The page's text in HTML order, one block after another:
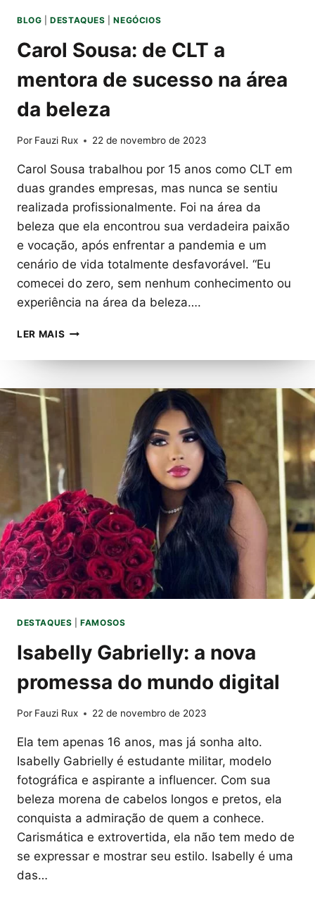
BLOG |DESTAQUES |NEGÓCIOS
Carol Sousa: de CLT a
mentora de sucesso na área
da beleza
Por Fauzi Rux 22 de novembro de 2023
Carol Sousa trabalhou por 15 anos como CLT em
duas grandes empresas, mas nunca se sentiu
realizada profissionalmente. Foi na área da
beleza que ela encontrou sua verdadeira paixão
e vocação, após enfrentar a pandemia e um
cenário de vida totalmente desfavorável. “Eu
comecei do zero, sem nenhum conhecimento ou
experiência na área da beleza….
LER MAIS CAROL
DE
A
BELEZA
DESTAQUES |FAMOSOS
Isabelly Gabrielly: a nova
promessa do mundo digital
Por Fauzi Rux 22 de novembro de 2023
Ela tem apenas 16 anos, mas já sonha alto.
Isabelly Gabrielly é estudante militar, modelo
fotográfica e aspirante a influencer. Com sua
beleza morena de cabelos longos e pretos, ela
conquista a admiração de quem a conhece.
Carismática e extrovertida, ela não tem medo de
se expressar e mostrar seu estilo. Isabelly é uma
das…